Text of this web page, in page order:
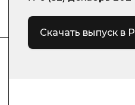
Скачать выпуск в